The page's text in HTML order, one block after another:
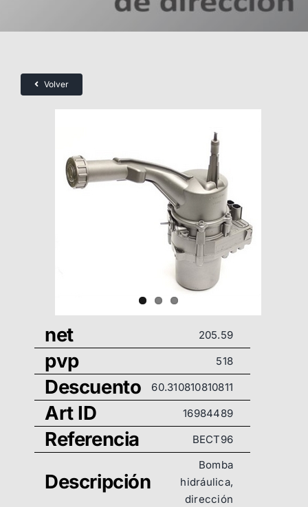
Volver
net 205.59
pvp 518
Descuento 60.310810810811
Art ID 16984489
Referencia BECT96
Descripción
Bomba
hidráulica,
dirección